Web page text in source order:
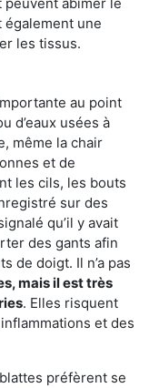
abîmer le
une
les tissus.
au point
d’eaux usées à
même la chair
et de
les cils, les bouts
sur des
qu’il y avait
des gants afin
de doigt. Il n’a pas
mais il est très
. Elles risquent
et des
préfèrent se